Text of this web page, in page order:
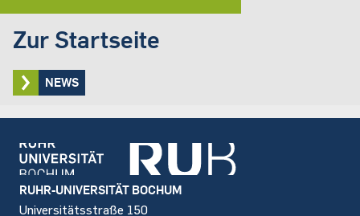
Zur Startseite
NEWS
Footer
RUHR-UNIVERSITÄT BOCHUM
Universitätsstraße 150